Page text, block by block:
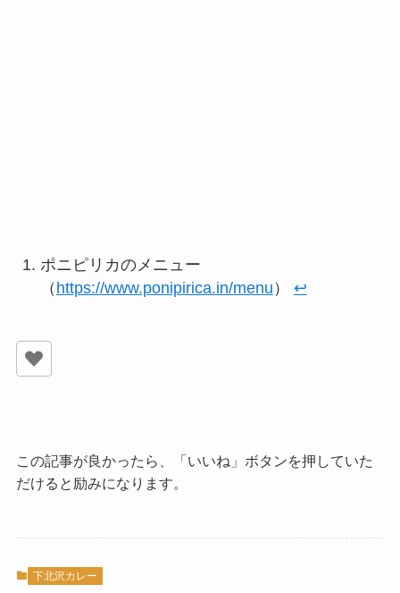
ポニピリカのメニュー
（ https://www.ponipirica.in/menu ） ↩︎
この記事が良かったら、「いいね」ボタンを押していた
だけると励みになります。
下北沢カレー